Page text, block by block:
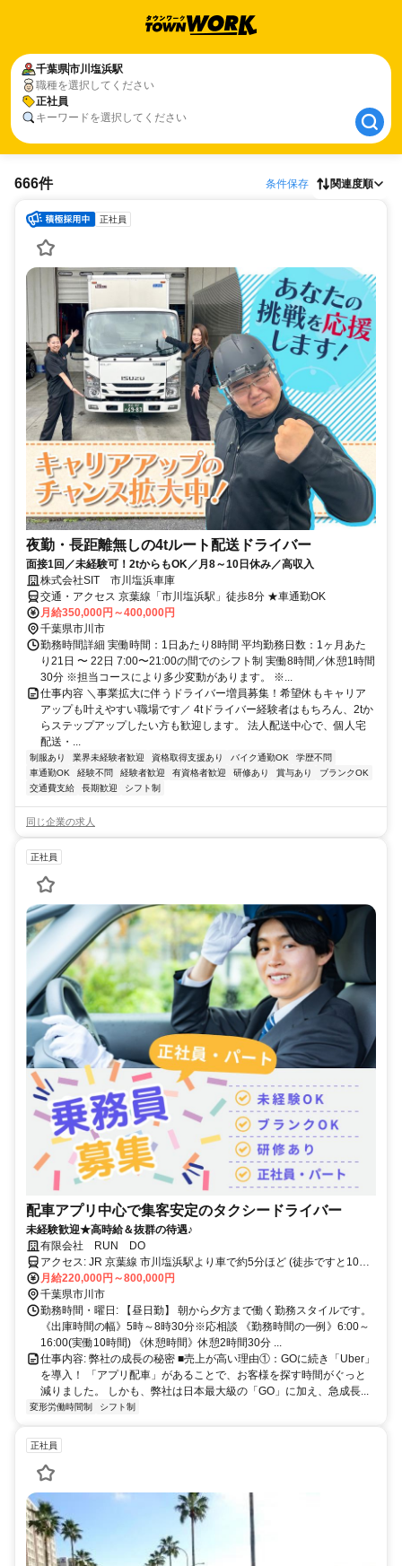
千葉県市川塩浜駅
職種を選択してください
正社員
キーワードを選択してください
千葉県市川塩浜駅
正社員
666件 条件保存 関連度順
正社員
夜勤・長距離無しの4tルート配送ドライバー
面接1回／未経験可！2tからもOK／月8～10日休み／高収入
株式会社SIT 市川塩浜車庫
交通・アクセス 京葉線「市川塩浜駅」徒歩8分 ★車通勤OK
月給350,000円～400,000円
千葉県市川市
勤務時間詳細 実働時間：1日あたり8時間 平均勤務日数：1ヶ月あた
り21日 〜 22日 7:00〜21:00の間でのシフト制 実働8時間／休憩1時間
30分 ※担当コースにより多少変動があります。 ※...
仕事内容 ＼事業拡大に伴うドライバー増員募集！希望休もキャリア
アップも叶えやすい職場です／ 4tドライバー経験者はもちろん、2tか
らステップアップしたい方も歓迎します。 法人配送中心で、個人宅
配送・...
制服あり 業界未経験者歓迎 資格取得支援あり バイク通勤OK
学歴不問
車通勤OK
経験不問 経験者歓迎 有資格者歓迎 研修あり 賞与あり
ブランクOK
交通費支給
長期歓迎 シフト制
同じ企業の求人
正社員
配車アプリ中心で集客安定のタクシードライバー
未経験歓迎★高時給＆抜群の待遇♪
有限会社 RUN DO
アクセス: JR 京葉線 市川塩浜駅より車で約5分ほど (徒歩ですと10分
ほど)
月給220,000円～800,000円
千葉県市川市
勤務時間・曜日: 【昼日勤】 朝から夕方まで働く勤務スタイルです。
《出庫時間の幅》5時～8時30分※応相談 《勤務時間の一例》6:00～
16:00(実働10時間) 《休憩時間》休憩2時間30分 ...
仕事内容: 弊社の成長の秘密 ■売上が高い理由①：GOに続き「Uber」
を導入！ 「アプリ配車」があることで、お客様を探す時間がぐっと
減りました。 しかも、弊社は日本最大級の「GO」に加え、急成長...
変形労働時間制 シフト制
正社員